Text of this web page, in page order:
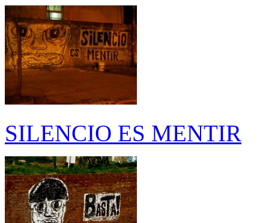
SILENCIO ES MENTIR